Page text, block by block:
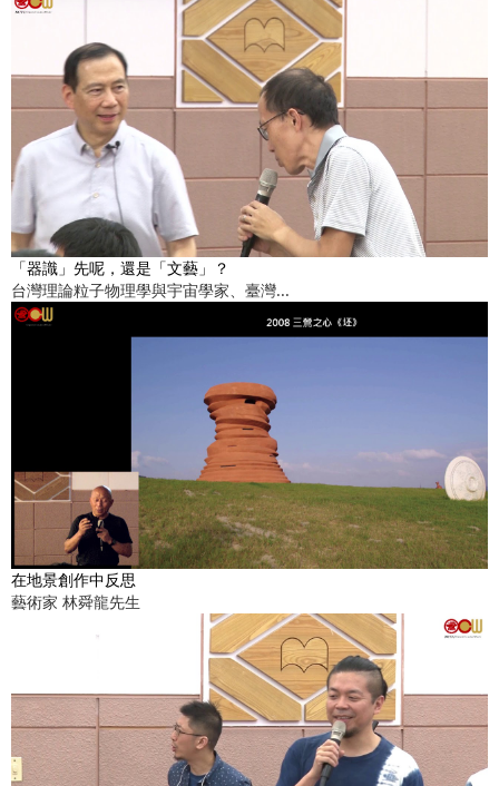
「器識」先呢，還是「文藝」？
台灣理論粒子物理學與宇宙學家、臺灣...
在地景創作中反思
藝術家 林舜龍先生